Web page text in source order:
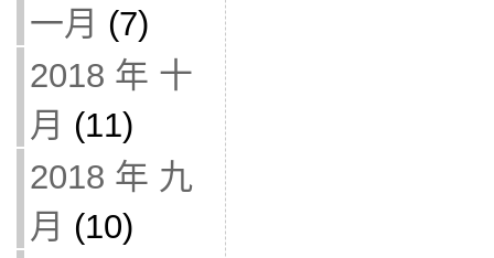
一月 (7)
2018 年 十
月 (11)
2018 年 九
月 (10)